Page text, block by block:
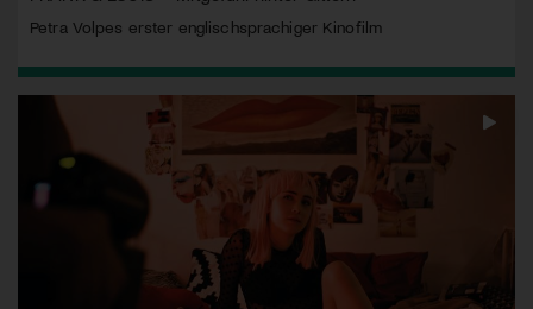
Petra Volpes erster englischsprachiger Kinofilm